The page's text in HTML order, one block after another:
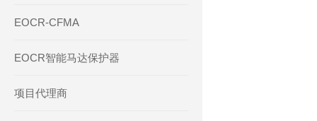
EOCR-CFMA
EOCR智能马达保护器
项目代理商